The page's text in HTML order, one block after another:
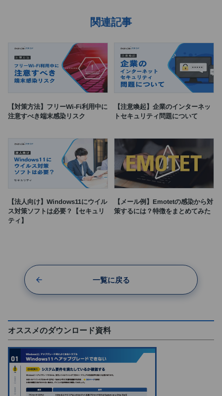
関連記事
【対策方法】フリーWi-Fi利用中に
注意すべき端末感染リスク
【注意喚起】企業のインターネッ
トセキュリティ問題について
【法人向け】Windows11にウイル
ス対策ソフトは必要？【セキュリ
ティ】
【メール例】Emotetの感染から対
策するには？特徴をまとめてみた
一覧に戻る
オススメのダウンロード資料